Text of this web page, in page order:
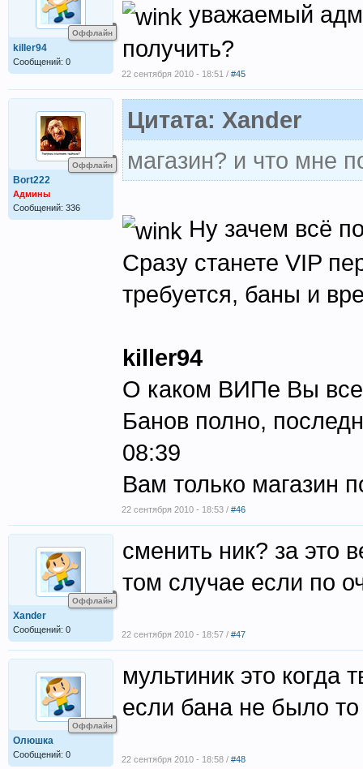
Оффлайн
killer94
Сообщений: 0
уважаемый
получить?
22 сентября 2010 - 18:51 / #45
Оффлайн
Bort222
Админы
Сообщений: 336
Цитата: Xander
магазин? и что мне
Ну зачем всё
Сразу станете VIP
требуется, баны и
killer94
О каком ВИПе Вы все
Банов полно,
08:39
Вам только магазин
22 сентября 2010 - 18:53 / #46
Оффлайн
Xander
Сообщений: 0
сменить ник? за это
том случае если по
22 сентября 2010 - 18:57 / #47
Оффлайн
Олюшка
Сообщений: 0
мультиник это когда
если бана не было то
22 сентября 2010 - 18:58 / #48